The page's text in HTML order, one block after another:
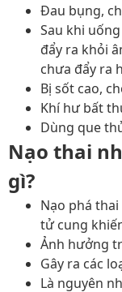
Đau bụng,
Sau khi
đẩy ra khỏi
chưa đẩy ra
Bị sốt cao,
Khí hư bất
Dùng que
Nạo thai
gì?
Nạo phá
tử cung
Ảnh hưởng
Gây ra các
Là nguyên